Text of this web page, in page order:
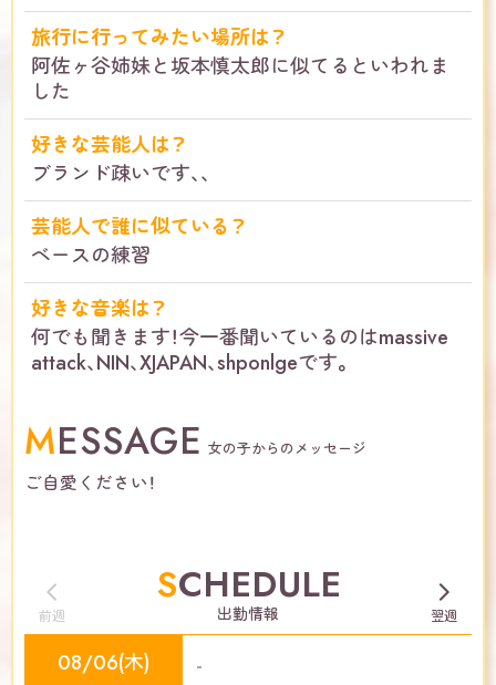
旅行に行ってみたい場所は？
阿佐ヶ谷姉妹と坂本慎太郎に似てるといわれま
した
好きな芸能人は？
ブランド疎いです､､
芸能人で誰に似ている？
ベースの練習
好きな音楽は？
何でも聞きます！今一番聞いているのはmassive
attack､NIN､XJAPAN､shponlgeです。
MESSAGE 女の子からのメッセージ
ご自愛ください！
SCHEDULE
出勤情報
前週 翌週
08/06(木) -